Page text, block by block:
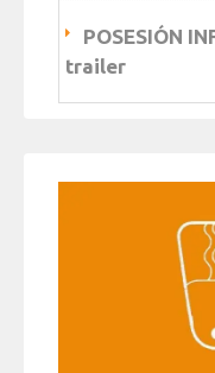
POSESIÓN
trailer